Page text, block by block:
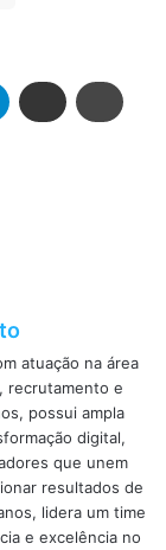
atuação na área
recrutamento e
possui ampla
digital,
que unem
resultados de
lidera um time
e excelência no